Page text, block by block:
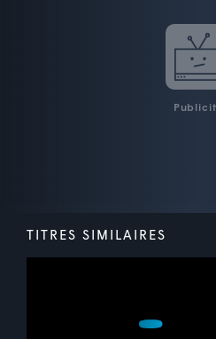
TITRES SIMILAIRES